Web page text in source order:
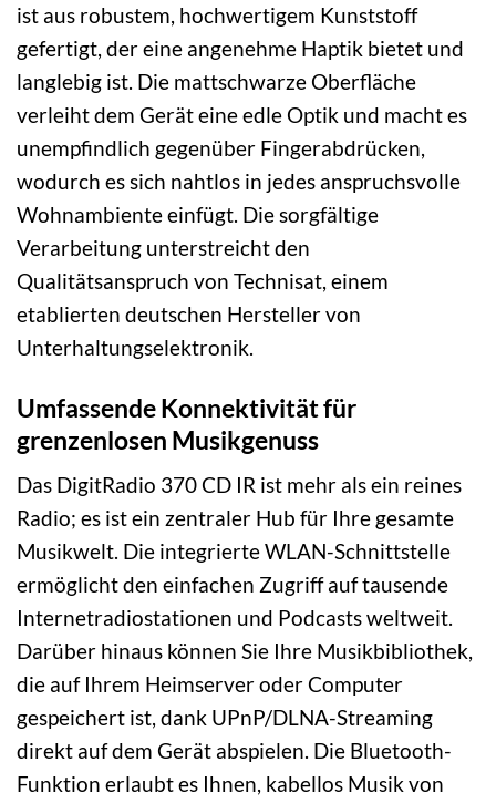
ist aus robustem, hochwertigem Kunststoff
gefertigt, der eine angenehme Haptik bietet und
langlebig ist. Die mattschwarze Oberfläche
verleiht dem Gerät eine edle Optik und macht es
unempfindlich gegenüber Fingerabdrücken,
wodurch es sich nahtlos in jedes anspruchsvolle
Wohnambiente einfügt. Die sorgfältige
Verarbeitung unterstreicht den
Qualitätsanspruch von Technisat, einem
etablierten deutschen Hersteller von
Unterhaltungselektronik.
Umfassende Konnektivität für
grenzenlosen Musikgenuss
Das DigitRadio 370 CD IR ist mehr als ein reines
Radio; es ist ein zentraler Hub für Ihre gesamte
Musikwelt. Die integrierte WLAN-Schnittstelle
ermöglicht den einfachen Zugriff auf tausende
Internetradiostationen und Podcasts weltweit.
Darüber hinaus können Sie Ihre Musikbibliothek,
die auf Ihrem Heimserver oder Computer
gespeichert ist, dank UPnP/DLNA-Streaming
direkt auf dem Gerät abspielen. Die Bluetooth-
Funktion erlaubt es Ihnen, kabellos Musik von